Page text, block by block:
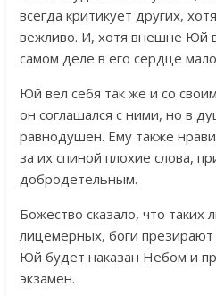
всегда критикует других,
вежливо. И, хотя внешне Юй
самом деле в его сердце
Юй вел себя так же и со
он соглашался с ними, но в
равнодушен. Ему также
за их спиной плохие слова,
добродетельным.
Божество сказало, что
лицемерных, боги
Юй будет наказан Небом и
экзамен.